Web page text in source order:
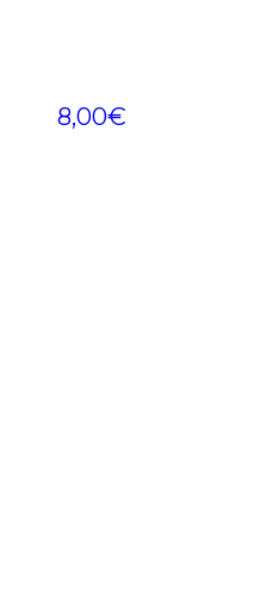
8,00€